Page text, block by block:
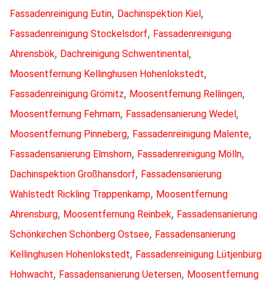
Fassadenreinigung Eutin, Dachinspektion Kiel,
Fassadenreinigung Stockelsdorf, Fassadenreinigung
Ahrensbök, Dachreinigung Schwentinental,
Moosentfernung Kellinghusen Hohenlokstedt,
Fassadenreinigung Grömitz, Moosentfernung Rellingen,
Moosentfernung Fehmarn, Fassadensanierung Wedel,
Moosentfernung Pinneberg, Fassadenreinigung Malente,
Fassadensanierung Elmshorn, Fassadenreinigung Mölln,
Dachinspektion Großhansdorf, Fassadensanierung
Wahlstedt Rickling Trappenkamp, Moosentfernung
Ahrensburg, Moosentfernung Reinbek, Fassadensanierung
Schönkirchen Schönberg Ostsee, Fassadensanierung
Kellinghusen Hohenlokstedt, Fassadenreinigung Lütjenburg
Hohwacht, Fassadensanierung Uetersen, Moosentfernung